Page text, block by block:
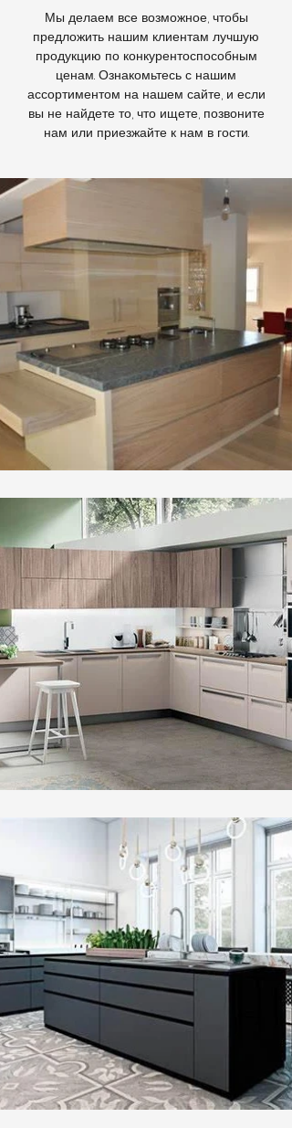
Мы делаем все возможное, чтобы
предложить нашим клиентам лучшую
продукцию по конкурентоспособным
ценам. Ознакомьтесь с нашим
ассортиментом на нашем сайте, и если
вы не найдете то, что ищете, позвоните
нам или приезжайте к нам в гости.